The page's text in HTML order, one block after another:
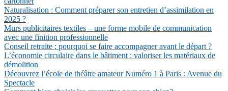
Naturalisation : Comment préparer son entretien d’assimilation en
2025 ?
Murs publicitaires textiles – une forme mobile de communication
avec une finition professionnelle
Conseil retraite : pourquoi se faire accompagner avant le départ ?
L’économie circulaire dans le bâtiment : valoriser les matériaux de
démolition
Découvrez l’école de théâtre amateur Numéro 1 à Paris : Avenue du
Spectacle